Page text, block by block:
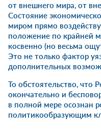
от внешнего мира, от
Состояние
миром прямо
положение по крайней
косвенно (но весьма
Это не только фактор
дополнительных
То обстоятельство, что
окончательно и
в полной мере осознан
политикообразующим